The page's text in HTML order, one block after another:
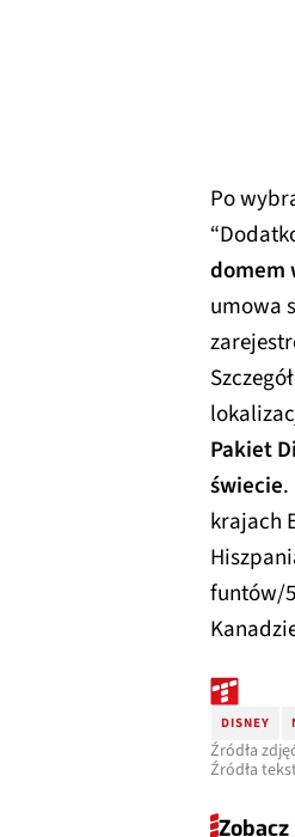
Po
domem
umowa
Pakiet
świecie.
krajach
funtów/
DISNEY
Źródła
Źródła